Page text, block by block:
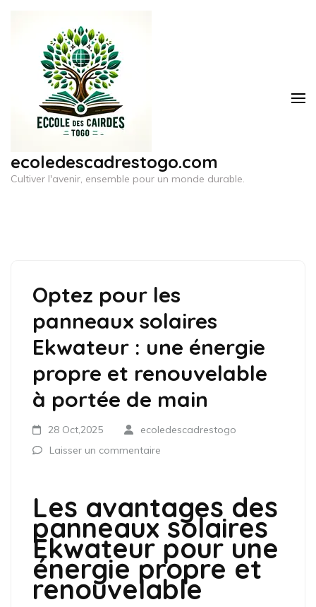
contenu
(Pressez
ecoledescadrestogo.com
Cultiver l'avenir, ensemble pour un monde durable.
Optez pour les
panneaux solaires
Ekwateur : une énergie
propre et renouvelable
à portée de main
28 Oct,2025
ecoledescadrestogo
Laisser un commentaire
Les avantages des
panneaux solaires
Ekwateur pour une
énergie propre et
renouvelable